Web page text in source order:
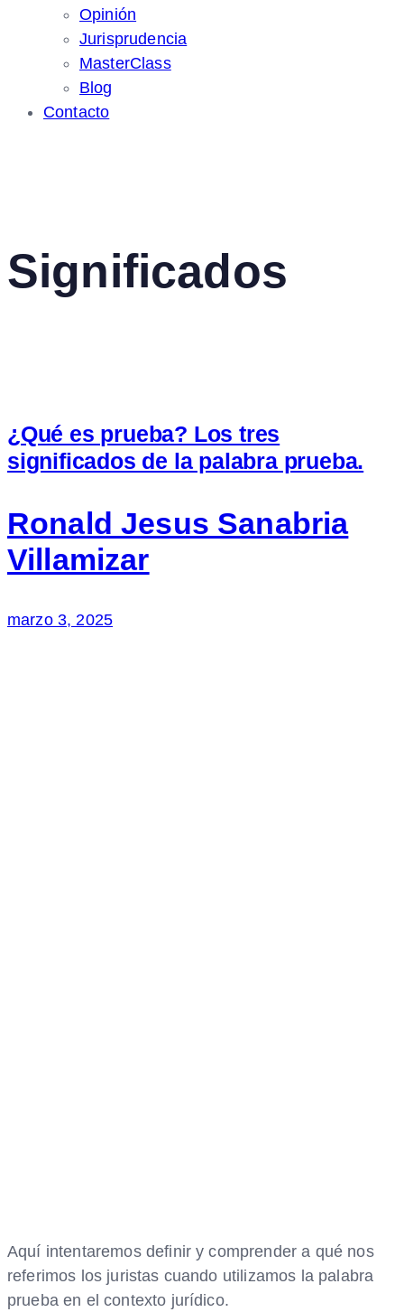
Opinión
Jurisprudencia
MasterClass
Blog
Contacto
Significados
¿Qué es prueba? Los tres
significados de la palabra prueba.
Ronald Jesus Sanabria
Villamizar
marzo 3, 2025
Aquí intentaremos definir y comprender a qué nos
referimos los juristas cuando utilizamos la palabra
prueba en el contexto jurídico.